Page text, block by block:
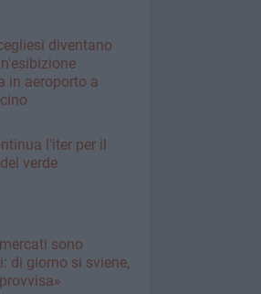
diventano
in aeroporto a
l'iter per il
verde
sono
di giorno si sviene,